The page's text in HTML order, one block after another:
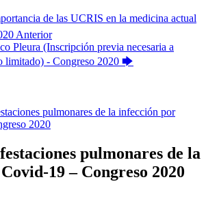
de las UCRIS en la medicina actual
Anterior
Pleura (Inscripción previa necesaria a
limitado) - Congreso 2020 🡆
pulmonares de la infección por
2020
pulmonares de la
19 – Congreso 2020